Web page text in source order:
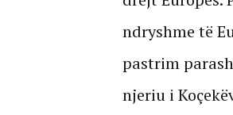
ndryshme të
pastrim
njeriu i